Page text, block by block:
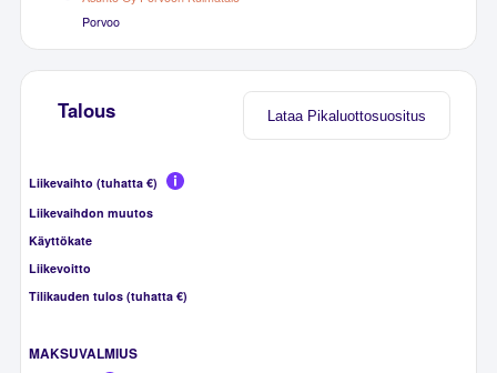
Porvoo
Lataa Pikaluottosuositus
Talous
Liikevaihto (tuhatta €)
Liikevaihdon muutos
Käyttökate
Liikevoitto
Tilikauden tulos (tuhatta €)
MAKSUVALMIUS